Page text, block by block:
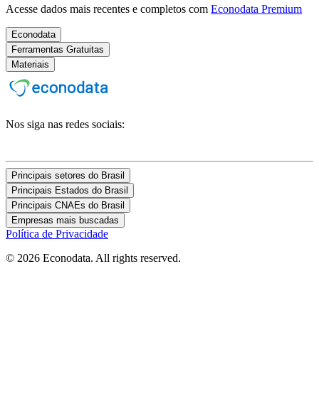
Acesse dados mais recentes e completos com Econodata Premium
Econodata
Ferramentas Gratuitas
Materiais
Nos siga nas redes sociais:
Principais setores do Brasil
Principais Estados do Brasil
Principais CNAEs do Brasil
Empresas mais buscadas
Política de Privacidade
© 2026 Econodata. All rights reserved.